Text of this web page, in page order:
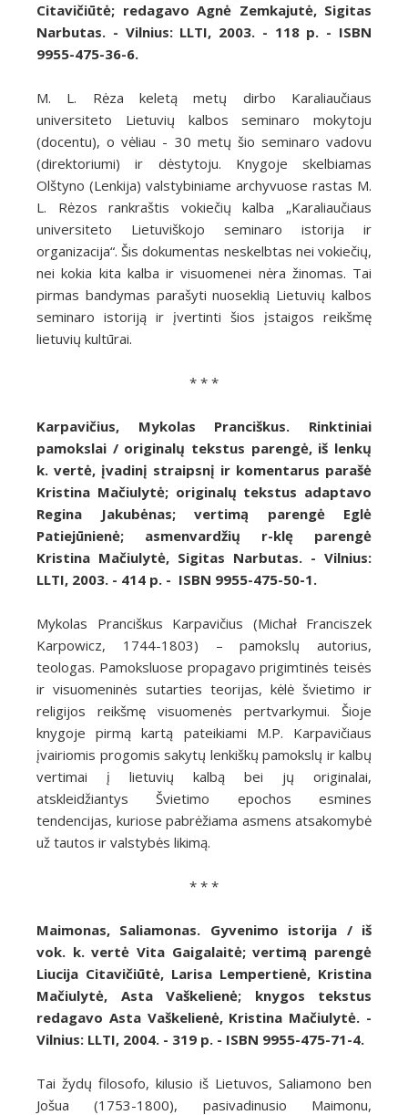
Citavičiūtė; redagavo Agnė Zemkajutė, Sigitas
Narbutas. - Vilnius: LLTI, 2003. - 118 p. - ISBN
9955-475-36-6.
M. L. Rėza keletą metų dirbo Karaliaučiaus
universiteto Lietuvių kalbos seminaro mokytoju
(docentu), o vėliau - 30 metų šio seminaro vadovu
(direktoriumi) ir dėstytoju. Knygoje skelbiamas
Olštyno (Lenkija) valstybiniame archyvuose rastas M.
L. Rėzos rankraštis vokiečių kalba „Karaliaučiaus
universiteto Lietuviškojo seminaro istorija ir
organizacija“. Šis dokumentas neskelbtas nei vokiečių,
nei kokia kita kalba ir visuomenei nėra žinomas. Tai
pirmas bandymas parašyti nuoseklią Lietuvių kalbos
seminaro istoriją ir įvertinti šios įstaigos reikšmę
lietuvių kultūrai.
* * *
Karpavičius, Mykolas Pranciškus. Rinktiniai
pamokslai / originalų tekstus parengė, iš lenkų
k. vertė, įvadinį straipsnį ir komentarus parašė
Kristina Mačiulytė; originalų tekstus adaptavo
Regina Jakubėnas; vertimą parengė Eglė
Patiejūnienė; asmenvardžių r-klę parengė
Kristina Mačiulytė, Sigitas Narbutas. - Vilnius:
LLTI, 2003. - 414 p. - ISBN 9955-475-50-1.
Mykolas Pranciškus Karpavičius (Michał Franciszek
Karpowicz, 1744-1803) – pamokslų autorius,
teologas. Pamoksluose propagavo prigimtinės teisės
ir visuomeninės sutarties teorijas, kėlė švietimo ir
religijos reikšmę visuomenės pertvarkymui. Šioje
knygoje pirmą kartą pateikiami M.P. Karpavičiaus
įvairiomis progomis sakytų lenkiškų pamokslų ir kalbų
vertimai į lietuvių kalbą bei jų originalai,
atskleidžiantys Švietimo epochos esmines
tendencijas, kuriose pabrėžiama asmens atsakomybė
už tautos ir valstybės likimą.
* * *
Maimonas, Saliamonas. Gyvenimo istorija / iš
vok. k. vertė Vita Gaigalaitė; vertimą parengė
Liucija Citavičiūtė, Larisa Lempertienė, Kristina
Mačiulytė, Asta Vaškelienė; knygos tekstus
redagavo Asta Vaškelienė, Kristina Mačiulytė. -
Vilnius: LLTI, 2004. - 319 p. - ISBN 9955-475-71-4.
Tai žydų filosofo, kilusio iš Lietuvos, Saliamono ben
Jošua (1753-1800), pasivadinusio Maimonu,